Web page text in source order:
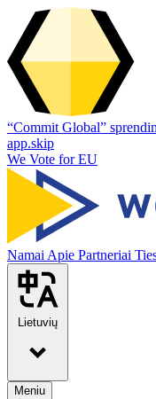
“Commit Global”
app.skip
We Vote for EU
Namai Apie Partneriai
Lietuvių
Meniu